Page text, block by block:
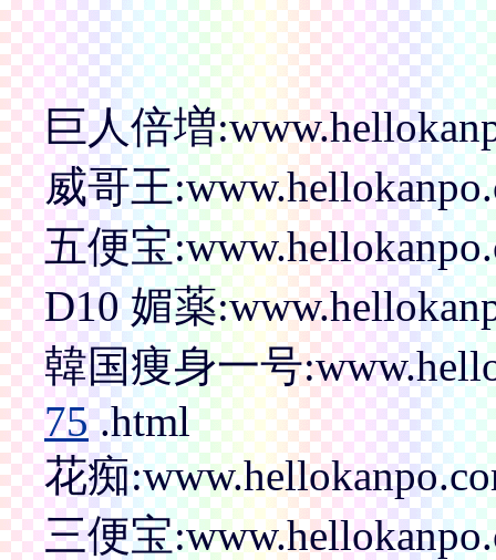
巨人倍増
威哥王
五便宝
D10 媚薬
韓国痩身一号
75.html
花痴
三便宝